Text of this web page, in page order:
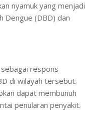
nyamuk yang menjadi
Dengue (DBD) dan
respons
di wilayah tersebut.
dapat membunuh
penularan penyakit.